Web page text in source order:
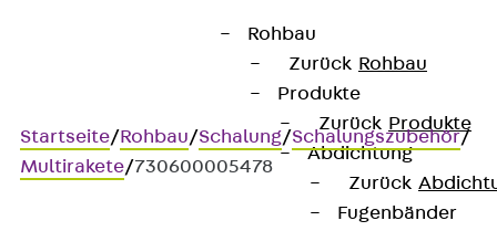
Rohbau
Zurück Rohbau
Produkte
Zurück Produkte
Abdichtung
Zurück
Fugenbänder
Startseite/Rohbau/Schalung/Schalungszubehör/
Multirakete/730600005478